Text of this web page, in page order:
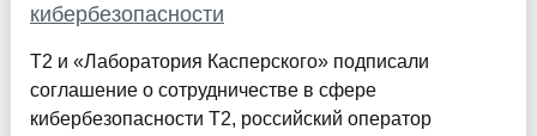
кибербезопасности
Т2 и «Лаборатория Касперского» подписали
соглашение о сотрудничестве в сфере
кибербезопасности T2, российский оператор